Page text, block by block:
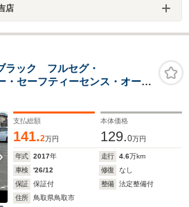
店
ラック フルセグ・
・セーフティーセンス・オート
い防止装置
支払総額
141.2万円
本体価格
129.0万円
年式 2017年 走行 4.6万km
車検
'26/12 修復
なし
保証
保証付 整備
法定整備付
住所
鳥取県鳥取市